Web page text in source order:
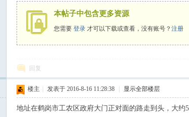
本帖子中包含更多资源
您需要 登录 才可以下载或查看，没有账号？ 注册
回复
楼主 发表于 2016-8-16 11:28:38 显示全部楼层
地址在鹤岗市工农区政府大门正对面的路走到头，大约